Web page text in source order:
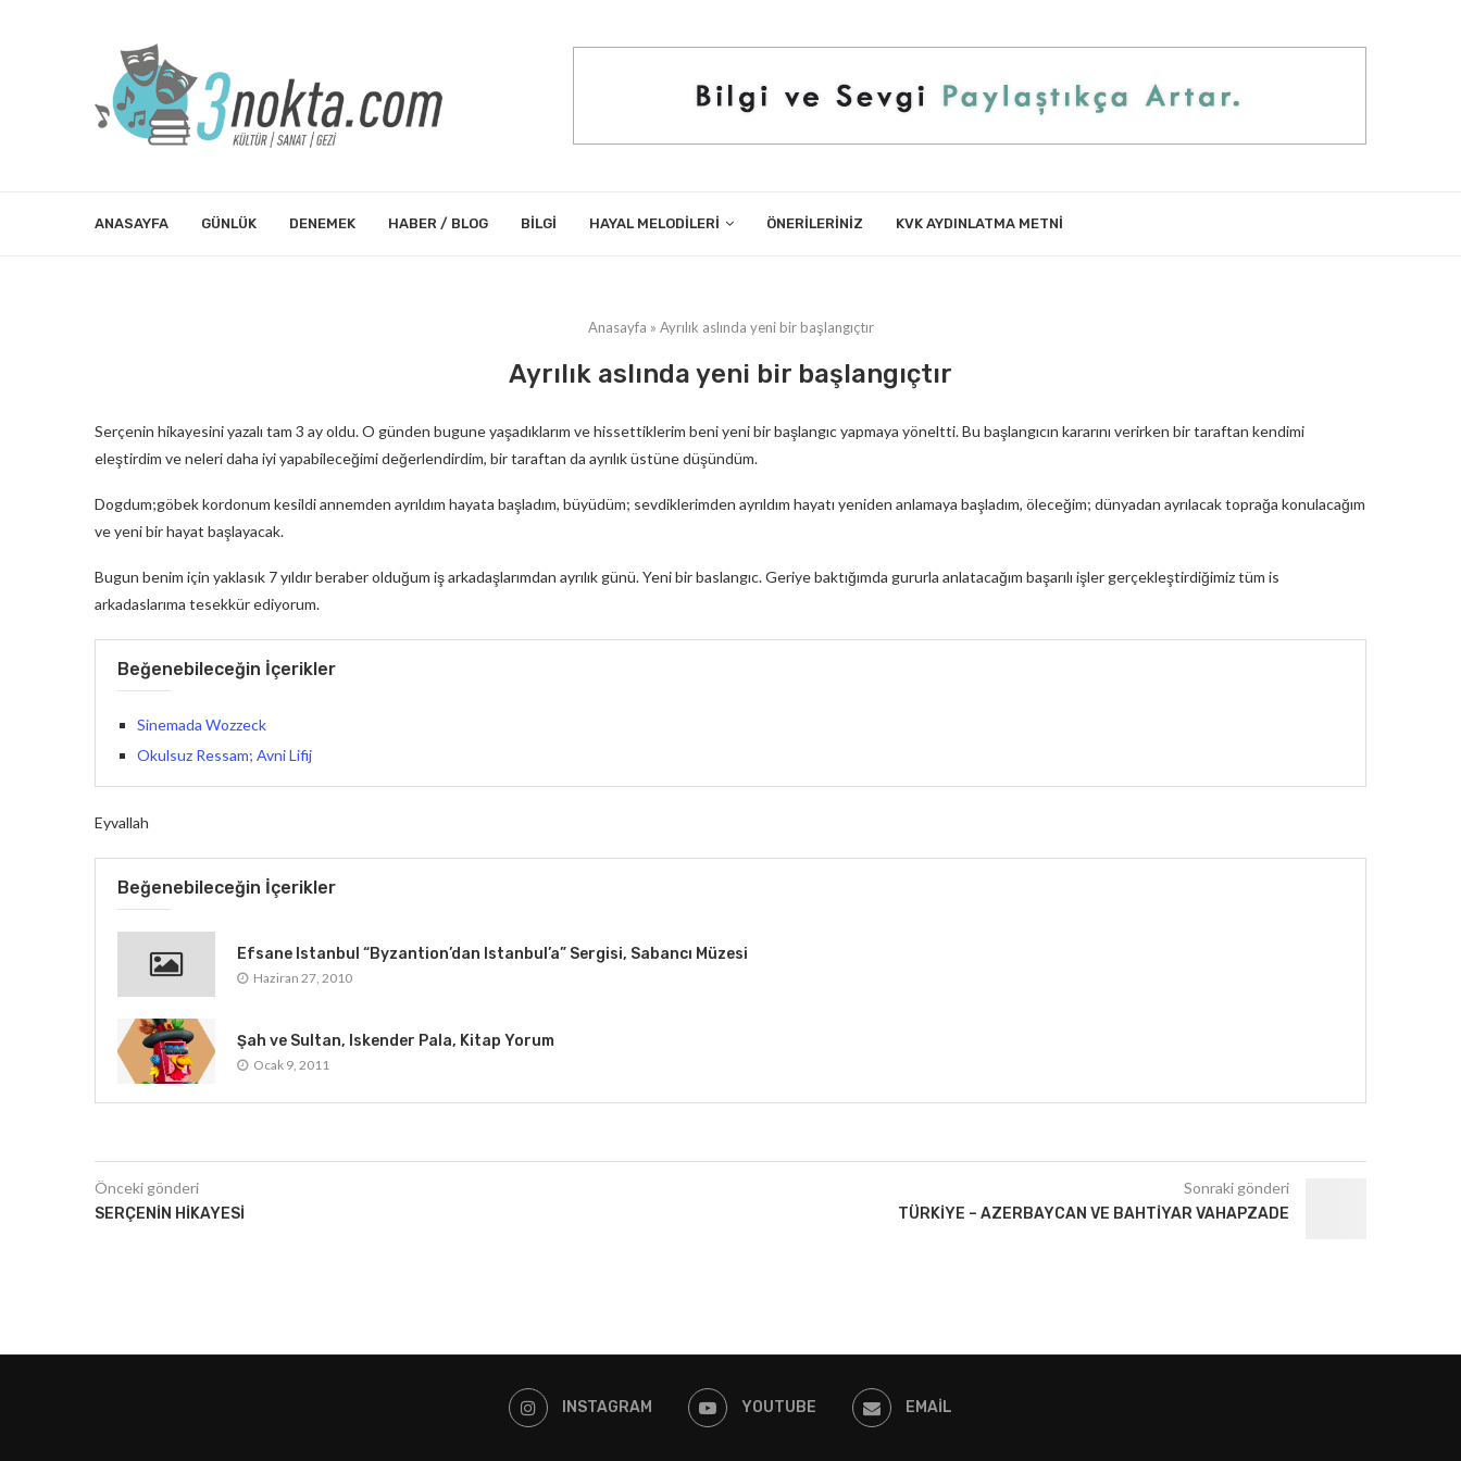
ANASAYFA GÜNLÜK DENEMEK HABER / BLOG BILGI HAYAL MELODILERI ÖNERILERINIZ KVK AYDINLATMA METNI
Anasayfa » Ayrılık aslında yeni bir başlangıçtır
Ayrılık aslında yeni bir başlangıçtır
Serçenin hikayesini yazalı tam 3 ay oldu. O günden bugune yaşadıklarım ve hissettiklerim beni yeni bir başlangıc yapmaya yöneltti. Bu başlangıcın kararını verirken bir taraftan kendimi
eleştirdim ve neleri daha iyi yapabileceğimi değerlendirdim, bir taraftan da ayrılık üstüne düşündüm.
Dogdum;göbek kordonum kesildi annemden ayrıldım hayata başladım, büyüdüm; sevdiklerimden ayrıldım hayatı yeniden anlamaya başladım, öleceğim; dünyadan ayrılacak toprağa konulacağım
ve yeni bir hayat başlayacak.
Bugun benim için yaklasık 7 yıldır beraber olduğum iş arkadaşlarımdan ayrılık günü. Yeni bir baslangıc. Geriye baktığımda gururla anlatacağım başarılı işler gerçekleştirdiğimiz tüm is
arkadaslarıma tesekkür ediyorum.
Beğenebileceğin İçerikler
Sinemada Wozzeck
Okulsuz Ressam; Avni Lifij
Eyvallah
Beğenebileceğin İçerikler
Efsane Istanbul “Byzantion’dan Istanbul’a” Sergisi, Sabancı Müzesi
Haziran 27, 2010
Şah ve Sultan, Iskender Pala, Kitap Yorum
Ocak 9, 2011
Önceki gönderi
SERÇENIN HIKAYESI
Sonraki gönderi
TÜRKIYE – AZERBAYCAN VE BAHTIYAR VAHAPZADE
INSTAGRAM YOUTUBE EMAIL